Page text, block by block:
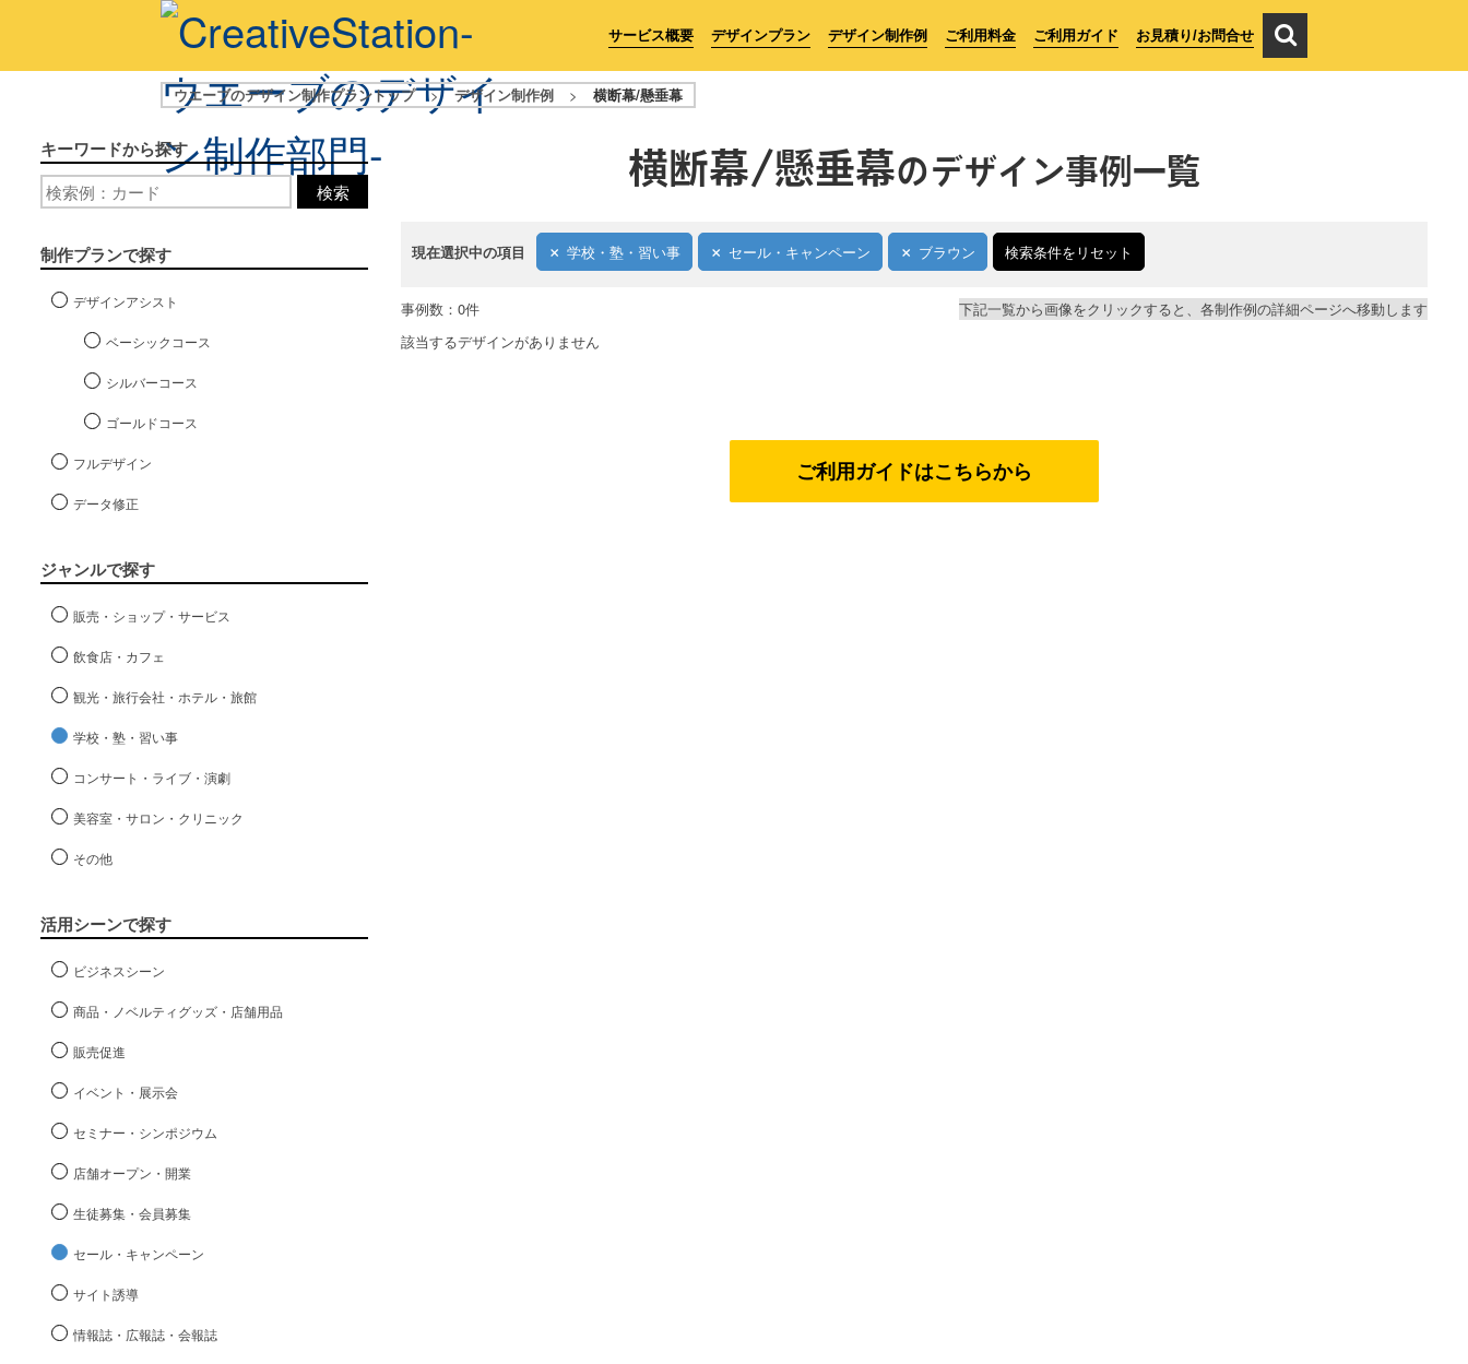
サービス概要 デザインプラン デザイン制作例 ご利用料金 ご利用ガイド お見積り/お問合せ
ウエーブのデザイン制作プラントップ > デザイン制作例 > 横断幕/懸垂幕
横断幕/懸垂幕のデザイン事例一覧
現在選択中の項目 学校・塾・習い事 セール・キャンペーン ブラウン 検索条件をリセット
キーワードから探す
検索
制作プランで探す
デザインアシスト
ベーシックコース
シルバーコース
ゴールドコース
フルデザイン
データ修正
ジャンルで探す
販売・ショップ・サービス
飲食店・カフェ
観光・旅行会社・ホテル・旅館
学校・塾・習い事
コンサート・ライブ・演劇
美容室・サロン・クリニック
その他
活用シーンで探す
ビジネスシーン
商品・ノベルティグッズ・店舗用品
販売促進
イベント・展示会
セミナー・シンポジウム
店舗オープン・開業
生徒募集・会員募集
セール・キャンペーン
サイト誘導
情報誌・広報誌・会報誌
事例数：0件
下記一覧から画像をクリックすると、各制作例の詳細ページへ移動します
該当するデザインがありません
ご利用ガイドはこちらから